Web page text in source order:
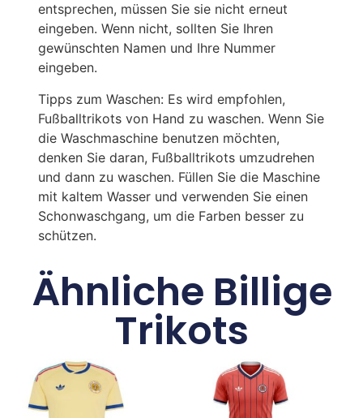
entsprechen, müssen Sie sie nicht erneut
eingeben. Wenn nicht, sollten Sie Ihren
gewünschten Namen und Ihre Nummer
eingeben.
Tipps zum Waschen: Es wird empfohlen,
Fußballtrikots von Hand zu waschen. Wenn Sie
die Waschmaschine benutzen möchten,
denken Sie daran, Fußballtrikots umzudrehen
und dann zu waschen. Füllen Sie die Maschine
mit kaltem Wasser und verwenden Sie einen
Schonwaschgang, um die Farben besser zu
schützen.
Ähnliche Billige
Trikots